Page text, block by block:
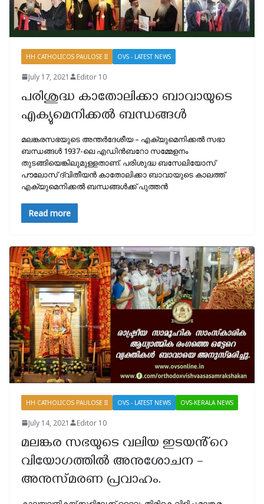
HH CATHOLICOS PAULOSE II OVS - LATEST NEWS
July 17, 2021 Editor 10
പരിശുദ്ധ കാതോലിക്കാ ബാവായുടെ
എക്യുമെനിക്കല്‍ ബന്ധങ്ങള്‍
മലങ്കരസഭയുടെ അന്തര്‍ദേശീയ – എക്യുമെനിക്കല്‍ സഭാ
ബന്ധങ്ങള്‍ 1937-ലെ എഡിന്‍ബറോ സമ്മേളനം
തുടങ്ങിയെങ്കിലുമുള്ളതാണ്. പരിശുദ്ധ ബസേലിയോസ്
പൗലോസ് ദ്വിതീയന്‍ കാതോലിക്കാ ബാവായുടെ കാലത്ത്
എക്യുമെനിക്കല്‍ ബന്ധങ്ങള്‍ക്ക് പുത്തന്‍
Read more
HH CATHOLICOS PAULOSE II OVS - LATEST NEWS OVS-KERALA NEWS
July 14, 2021 Editor 10
മലങ്കര സഭയുടെ വലിയ ഇടയൻ്റെ
വിയോഗത്തിൽ അനുശോചന –
അനുസ്‌മരണ പ്രവാഹം.